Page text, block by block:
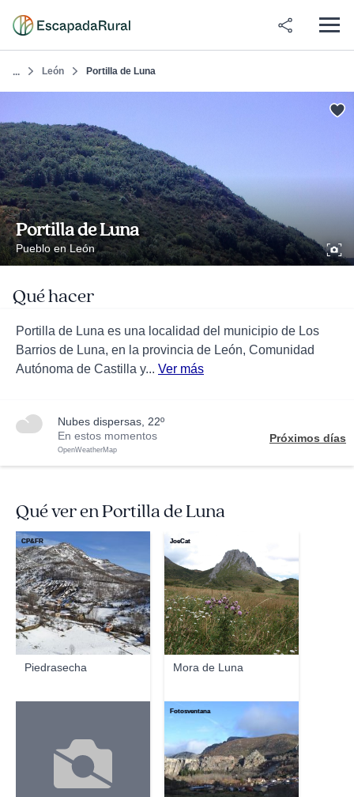
... León Portilla de Luna
Portilla de Luna
Pueblo en León
Qué hacer
Portilla de Luna es una localidad del municipio de Los
Barrios de Luna, en la provincia de León, Comunidad
Autónoma de Castilla y... Ver más
nubes dispersas, 22º
En estos momentos
OpenWeatherMap
Próximos días
Qué ver en Portilla de Luna
Piedrasecha
CP&FR
Mora de Luna
JoeCat
Fotosventana